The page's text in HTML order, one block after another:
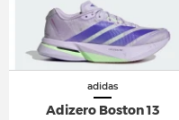
adidas
Adizero Boston 13